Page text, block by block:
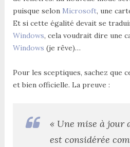
puisque selon Microsoft, une
Et si cette égalité devait se
Windows, cela voudrait dire une
Windows (je rêve)…
Pour les sceptiques, sachez que
et bien officielle. La preuve :
« Une mise à jour
est considérée